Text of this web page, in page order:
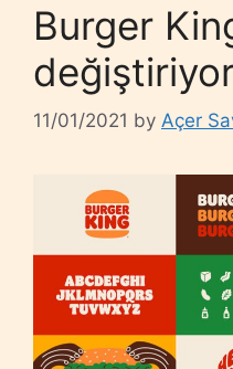
Burger
11/01/2021 by Açer